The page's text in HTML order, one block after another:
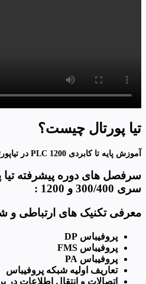
تیا پورتال چیست؟
آموزش پایه تا کابردی PLC 1200 در تیاپورتال را
سرفصل های دوره پیشرفته
سری 300/400 و 1200 :
معرفی تکنیک های ارتباطی و
پروفیباس
پروفیباس
پروفیباس
تعاریف اولیه شبکه پروفیباس
اتصالات و انتقال اطلاعات در